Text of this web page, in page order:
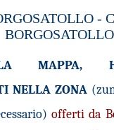
-
BORGOSATOLLO
MAPPA,
NELLA ZONA
offerti da